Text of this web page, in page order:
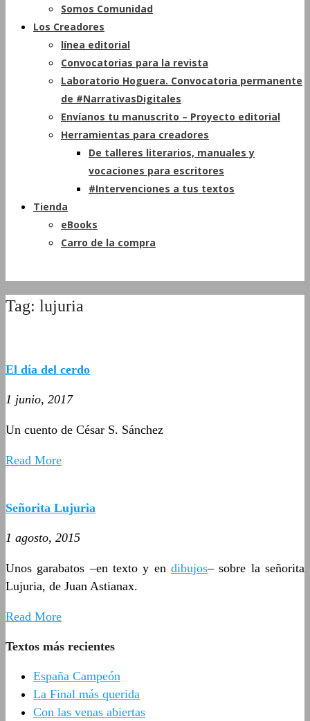
Somos Comunidad
Los Creadores
línea editorial
Convocatorias para la revista
Laboratorio Hoguera. Convocatoria permanente
de #NarrativasDigitales
Envíanos tu manuscrito – Proyecto editorial
Herramientas para creadores
De talleres literarios, manuales y
vocaciones para escritores
#Intervenciones a tus textos
Tienda
eBooks
Carro de la compra
Tag: lujuria
El día del cerdo
1 junio, 2017
Un cuento de César S. Sánchez
Read More
Señorita Lujuria
1 agosto, 2015
Unos garabatos –en texto y en dibujos– sobre la señorita
Lujuria, de Juan Astianax.
Read More
Textos más recientes
España Campeón
La Final más querida
Con las venas abiertas